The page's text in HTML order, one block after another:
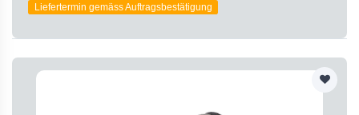
Liefertermin gemäss Auftragsbestätigung